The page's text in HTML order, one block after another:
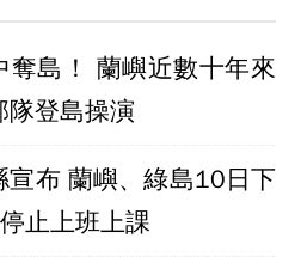
奪島！ 蘭嶼近數十年來
隊登島操演
宣布 蘭嶼、綠島10日下
止上班上課